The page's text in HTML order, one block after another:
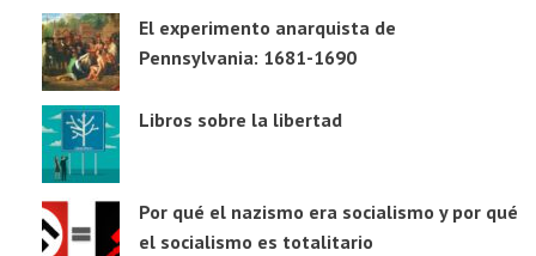
El experimento anarquista de
Pennsylvania: 1681-1690
Libros sobre la libertad
Por qué el nazismo era socialismo y por qué
el socialismo es totalitario